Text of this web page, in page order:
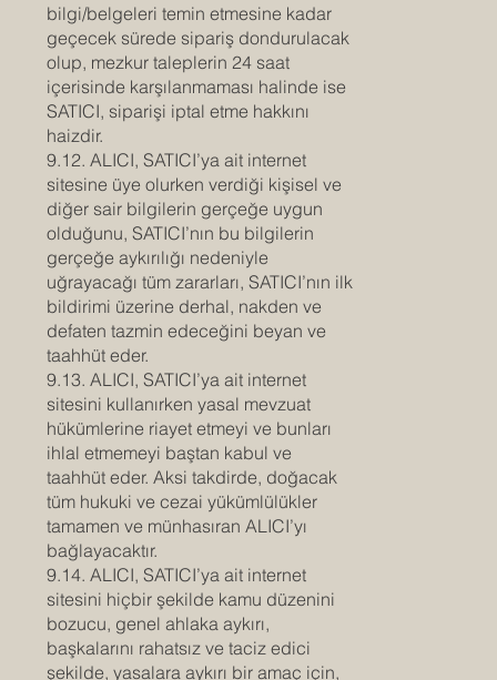
bilgi/belgeleri temin etmesine kadar
geçecek sürede sipariş dondurulacak
olup, mezkur taleplerin 24 saat
içerisinde karşılanmaması halinde ise
SATICI, siparişi iptal etme hakkını
haizdir.
9.12. ALICI, SATICI’ya ait internet
sitesine üye olurken verdiği kişisel ve
diğer sair bilgilerin gerçeğe uygun
olduğunu, SATICI’nın bu bilgilerin
gerçeğe aykırılığı nedeniyle
uğrayacağı tüm zararları, SATICI’nın ilk
bildirimi üzerine derhal, nakden ve
defaten tazmin edeceğini beyan ve
taahhüt eder.
9.13. ALICI, SATICI’ya ait internet
sitesini kullanırken yasal mevzuat
hükümlerine riayet etmeyi ve bunları
ihlal etmemeyi baştan kabul ve
taahhüt eder. Aksi takdirde, doğacak
tüm hukuki ve cezai yükümlülükler
tamamen ve münhasıran ALICI’yı
bağlayacaktır.
9.14. ALICI, SATICI’ya ait internet
sitesini hiçbir şekilde kamu düzenini
bozucu, genel ahlaka aykırı,
başkalarını rahatsız ve taciz edici
şekilde, yasalara aykırı bir amaç için,